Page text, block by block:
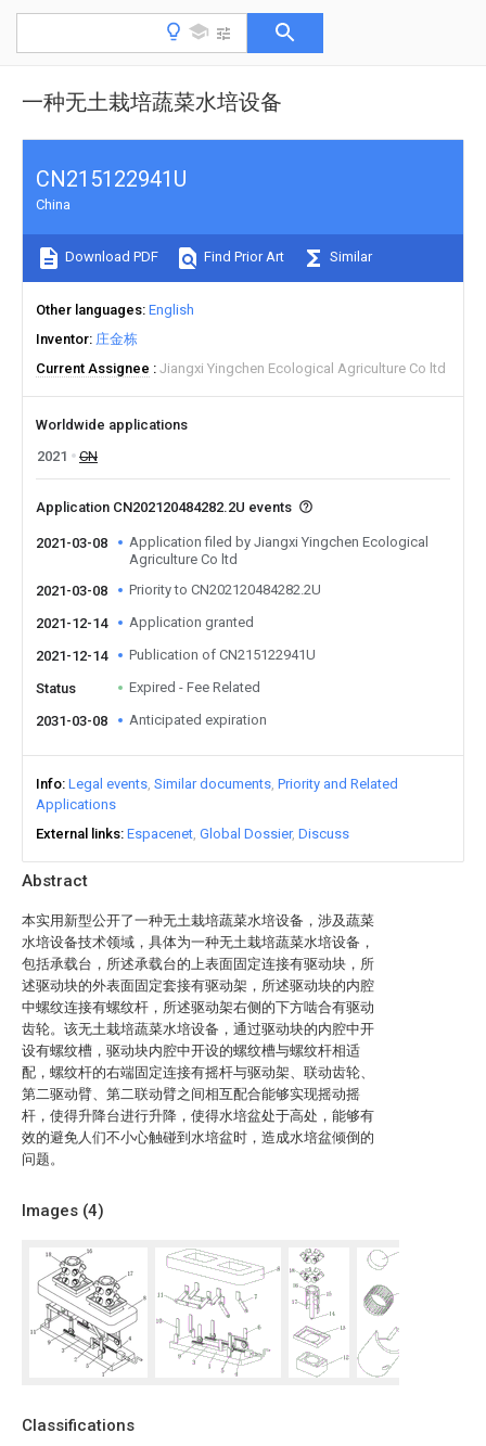
一种无土栽培蔬菜水培设备
Abstract
本实用新型公开了一种无土栽培蔬菜水培设备，涉及蔬菜
水培设备技术领域，具体为一种无土栽培蔬菜水培设备，
包括承载台，所述承载台的上表面固定连接有驱动块，所
述驱动块的外表面固定套接有驱动架，所述驱动块的内腔
中螺纹连接有螺纹杆，所述驱动架右侧的下方啮合有驱动
齿轮。该无土栽培蔬菜水培设备，通过驱动块的内腔中开
设有螺纹槽，驱动块内腔中开设的螺纹槽与螺纹杆相适
配，螺纹杆的右端固定连接有摇杆与驱动架、联动齿轮、
第二驱动臂、第二联动臂之间相互配合能够实现摇动摇
杆，使得升降台进行升降，使得水培盆处于高处，能够有
效的避免人们不小心触碰到水培盆时，造成水培盆倾倒的
问题。
Images (4)
Classifications
CN215122941U
China
Download PDF Find Prior Art Similar
Other languages English
Inventor 庄金栋
Current Assignee
Jiangxi Yingchen Ecological Agriculture Co ltd
Worldwide applications
2021
CN
Application CN202120484282.2U events
2021-03-08
Application filed by Jiangxi Yingchen Ecological
Agriculture Co ltd
2021-03-08
Priority to CN202120484282.2U
2021-12-14 Application granted
2021-12-14 Publication of CN215122941U
Status Expired - Fee Related
2031-03-08 Anticipated expiration
Info Legal events Similar documents Priority and Related
Applications
External links Espacenet Global Dossier Discuss